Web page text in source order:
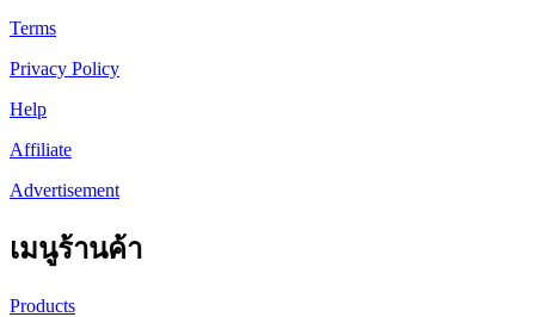
Terms
Privacy Policy
Help
Affiliate
Advertisement
เมนูร้านค้า
Products